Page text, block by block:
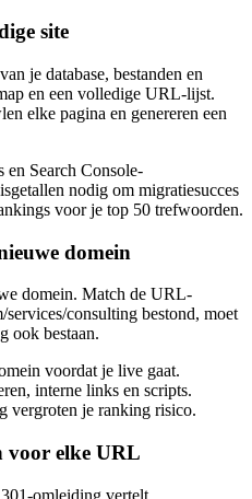
site
je database, bestanden en
en een volledige URL-lijst.
elke pagina en genereren een
en Search Console-
nodig om migratiesucces
voor je top 50 trefwoorden.
domein
domein. Match de URL-
consulting bestond, moet
ook bestaan.
voordat je live gaat.
interne links en scripts.
vergroten je ranking risico.
voor elke URL
omleiding vertelt